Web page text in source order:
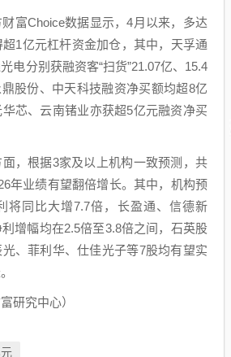
财富Choice数据显示，4月以来，多达
1亿元杠杆资金加仓，其中， 天孚通
电分别获融资客“扫货”21.07亿、15.4
股份、 中天科技融资净买额均超8亿
芯、云南锗业亦获超5亿元融资净买
根据3家及以上机构一致预测，共
年业绩有望翻倍增长。其中，机构预
将同比大增7.7倍， 长盈通、 信德新
增幅均在2.5倍至3.8倍之间， 石英股
光、菲利华、仕佳光子等7股均有望实
研究中心）